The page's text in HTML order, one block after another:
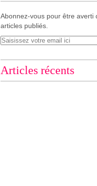
Abonnez-vous pour être averti
articles publiés.
Articles récents